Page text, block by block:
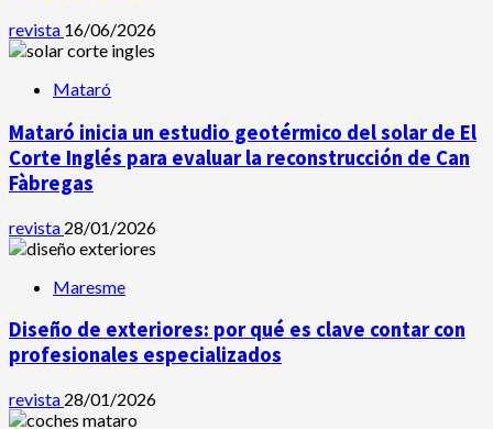
revista 16/06/2026
Mataró
Mataró inicia un estudio geotérmico del solar de El
Corte Inglés para evaluar la reconstrucción de Can
Fàbregas
revista 28/01/2026
Maresme
Diseño de exteriores: por qué es clave contar con
profesionales especializados
revista 28/01/2026